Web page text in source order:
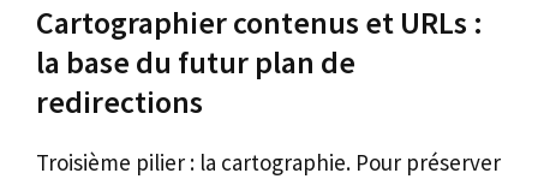
Cartographier contenus et URLs :
la base du futur plan de
redirections
Troisième pilier : la cartographie. Pour préserver